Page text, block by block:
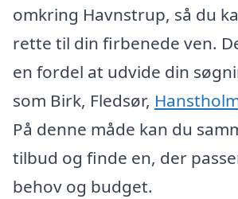
omkring Havnstrup, så du
rette til din firbenede ven.
en fordel at udvide din
som Birk, Fledsør,
På denne måde kan du
tilbud og finde en, der
behov og budget.